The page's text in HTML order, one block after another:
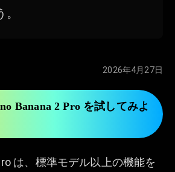
2026年4月27日
Banana 2 Pro を試してみよ
は、標準モデル以上の機能を